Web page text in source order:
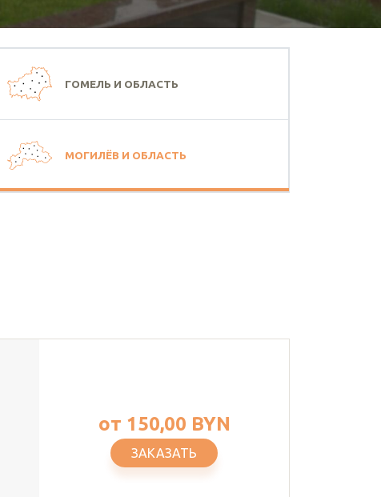
ГОМЕЛЬ И ОБЛАСТЬ
МОГИЛЁВ И ОБЛАСТЬ
от 150,00 BYN
ЗАКАЗАТЬ